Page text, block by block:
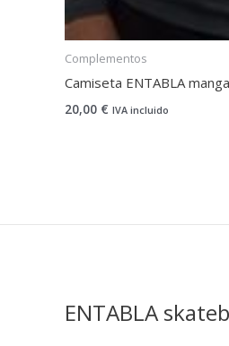
Complementos
Camiseta ENTABLA
20,00 € IVA incluido
ENTABLA